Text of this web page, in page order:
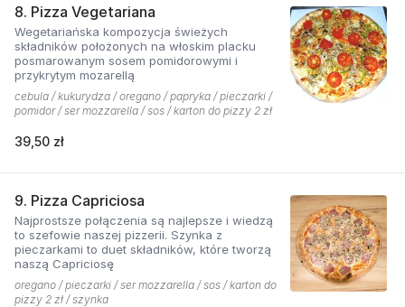
8. Pizza Vegetariana
Wegetariańska kompozycja świeżych
składników położonych na włoskim placku
posmarowanym sosem pomidorowymi i
przykrytym mozarellą
cebula / kukurydza / oregano / papryka / pieczarki /
pomidor / ser mozzarella / sos / karton do pizzy 2 zł
39,50 zł
9. Pizza Capriciosa
Najprostsze połączenia są najlepsze i wiedzą
to szefowie naszej pizzerii. Szynka z
pieczarkami to duet składników, które tworzą
naszą Capriciosę
oregano / pieczarki / ser mozzarella / sos / karton do
pizzy 2 zł / szynka